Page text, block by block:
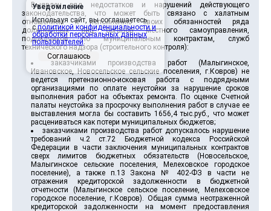
Выявлен ряд недостатков и нарушений действующего
законодательства, что может быть связано с халатным
отношением к исполнению своих обязанностей ряда
должностных лиц органов местного самоуправления,
подрядчиков по муниципальным контрактам, служб
технического надзора (строительного контроля):
заказчиками производства работ (Малыгинское,
Ивановское, Новосельское сельские поселения, г.Ковров) не
ведется претензионно-исковая работа с подрядными
организациями по оплате неустойки за нарушение сроков
выполнения работ на объектах ремонта. По оценке Счетной
палаты неустойка за просрочку выполнения работ в случае ее
выставления могла бы составить 1656,4 тыс.руб., что может
расцениваться как потери муниципальных бюджетов;
заказчиками производства работ допускалось нарушение
требований ч.2 ст.72 Бюджетной кодекса Российской
Федерации в части заключения муниципальных контрактов
сверх лимитов бюджетных обязательств (Новосельское,
Малыгинское сельские поселения, Мелеховское городское
поселение), а также п.13 Закона № 402-ФЗ в части не
отражения кредиторской задолженности в бюджетной
отчетности (Малыгинское сельское поселение, Мелеховское
городское поселение, г.Ковров). Общая сумма неотраженной
кредиторской задолженности на момент предоставления
Уведомление
Используя сайт, вы соглашаетесь
сполитикой конфиденциальности и
обработки персональных данных
пользователей.
Соглашаюсь